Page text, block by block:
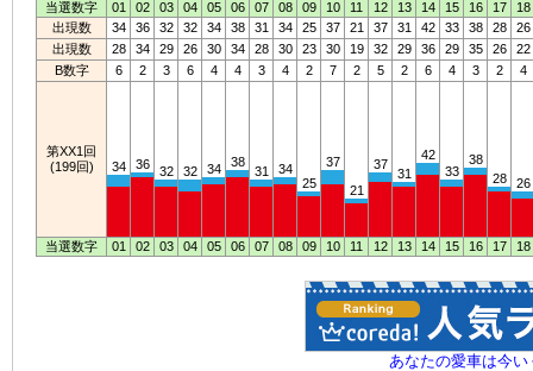
当選数字
01 02 03 04 05 06 07 08 09 10 11 12 13 14 15 16 17
18
出現数
34 36 32 32 34 38 31 34 25 37 21 37 31 42 33 38 28
26
出現数
28 34 29 26 30 34 28 30 23 30 19 32 29 36 29 35 26
22
B数字
6 2 3 6 4 4 3 4 2 7 2 5 2 6 4 3 2 4
第XX1回
(199回)
34 36 32 32 34 38
31
34
25
37
21
37
31
42
33
38
28
26
当選数字 01 02 03 04 05 06 07 08 09 10 11 12 13 14 15 16 17 18
あなたの愛車は今